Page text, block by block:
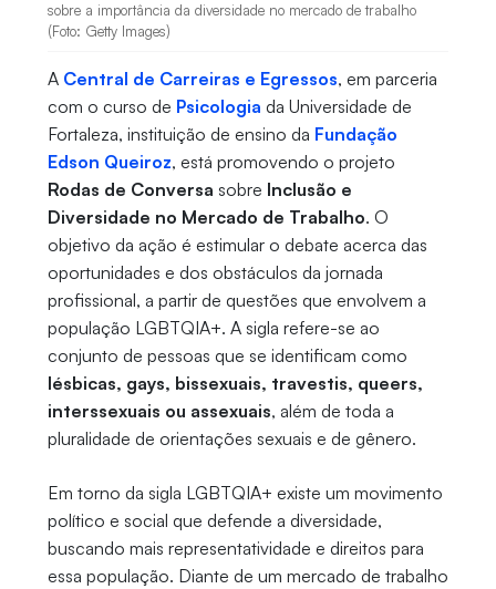
sobre a importância da diversidade no mercado de trabalho
(Foto: Getty Images)
A Central de Carreiras e Egressos, em parceria
com o curso de Psicologia da Universidade de
Fortaleza, instituição de ensino da Fundação
Edson Queiroz, está promovendo o projeto
Rodas de Conversa sobre Inclusão e
Diversidade no Mercado de Trabalho. O
objetivo da ação é estimular o debate acerca das
oportunidades e dos obstáculos da jornada
profissional, a partir de questões que envolvem a
população LGBTQIA+. A sigla refere-se ao
conjunto de pessoas que se identificam como
lésbicas, gays, bissexuais, travestis, queers,
interssexuais ou assexuais, além de toda a
pluralidade de orientações sexuais e de gênero.
Em torno da sigla LGBTQIA+ existe um movimento
político e social que defende a diversidade,
buscando mais representatividade e direitos para
essa população. Diante de um mercado de trabalho